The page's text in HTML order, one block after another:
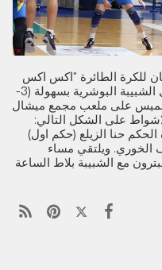
للكرة الطائرة "اكس اكس
ال" "اينرجي" تغلب السلام صاليما على الشبيبة البوشرية بسهولة (3-
على ملعب مجمع ميشال
على الشكل التالي:
قاد المباراة الحكم حنا الزيلع (حكم اول)
الخوري. ويلتقي مساء
مع الشبيبة بلاط الساعة